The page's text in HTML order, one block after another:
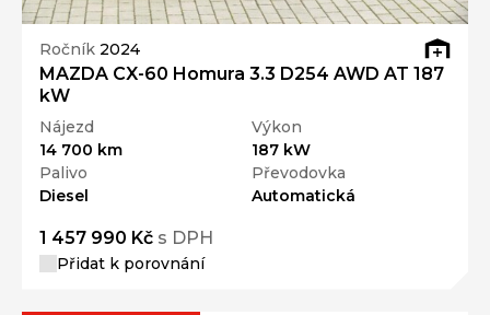
Ročník 2024
MAZDA CX-60 Homura 3.3 D254 AWD AT 187
kW
Nájezd
14 700 km
Výkon
187 kW
Palivo
Diesel
Převodovka
Automatická
1 457 990 Kč s DPH
Přidat k porovnání